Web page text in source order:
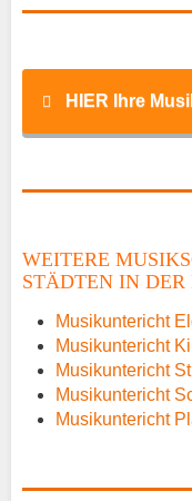
HIER Ihre
WEITERE
TÄDTEN IN DER
Musikuntericht
Musikuntericht
Musikuntericht
Musikuntericht
Musikuntericht